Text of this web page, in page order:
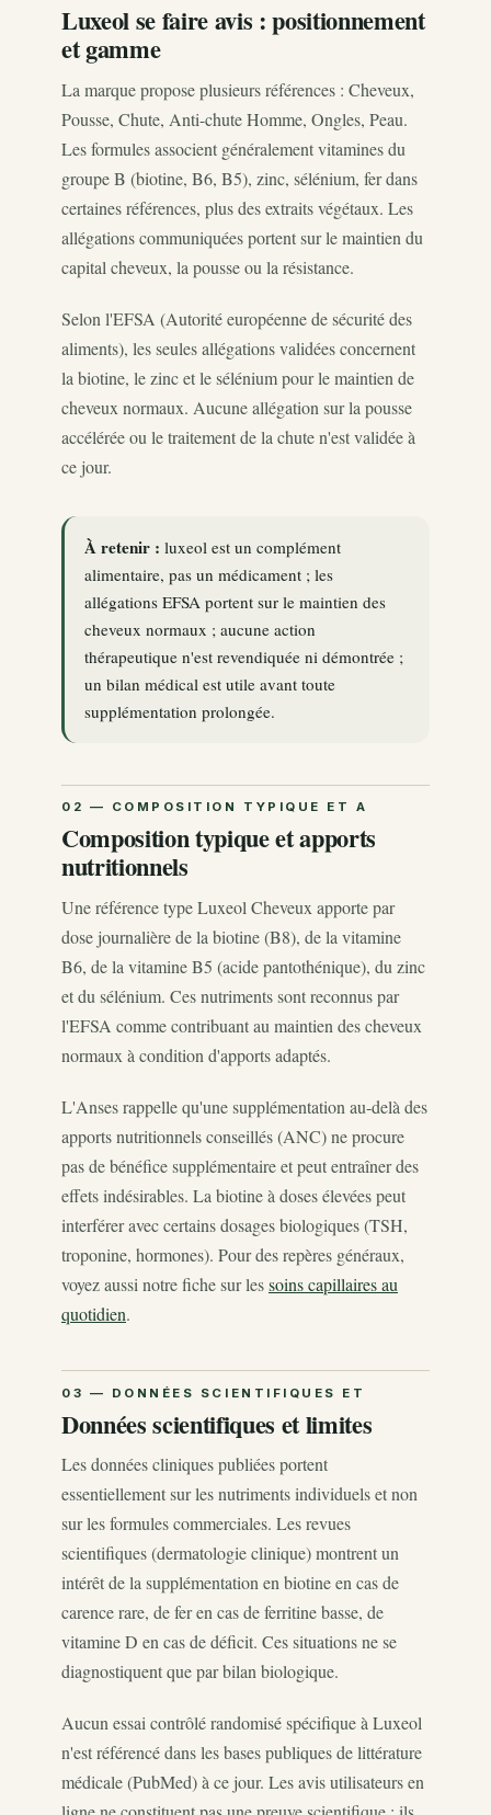
Luxeol se faire avis : positionnement
et gamme
La marque propose plusieurs références : Cheveux,
Pousse, Chute, Anti-chute Homme, Ongles, Peau.
Les formules associent généralement vitamines du
groupe B (biotine, B6, B5), zinc, sélénium, fer dans
certaines références, plus des extraits végétaux. Les
allégations communiquées portent sur le maintien du
capital cheveux, la pousse ou la résistance.
Selon l'EFSA (Autorité européenne de sécurité des
aliments), les seules allégations validées concernent
la biotine, le zinc et le sélénium pour le maintien de
cheveux normaux. Aucune allégation sur la pousse
accélérée ou le traitement de la chute n'est validée à
ce jour.
À retenir : luxeol est un complément
alimentaire, pas un médicament ; les
allégations EFSA portent sur le maintien des
cheveux normaux ; aucune action
thérapeutique n'est revendiquée ni démontrée ;
un bilan médical est utile avant toute
supplémentation prolongée.
Composition typique et apports
nutritionnels
Une référence type Luxeol Cheveux apporte par
dose journalière de la biotine (B8), de la vitamine
B6, de la vitamine B5 (acide pantothénique), du zinc
et du sélénium. Ces nutriments sont reconnus par
l'EFSA comme contribuant au maintien des cheveux
normaux à condition d'apports adaptés.
L'Anses rappelle qu'une supplémentation au-delà des
apports nutritionnels conseillés (ANC) ne procure
pas de bénéfice supplémentaire et peut entraîner des
effets indésirables. La biotine à doses élevées peut
interférer avec certains dosages biologiques (TSH,
troponine, hormones). Pour des repères généraux,
voyez aussi notre fiche sur lessoins capillaires au
quotidien.
Données scientifiques et limites
Les données cliniques publiées portent
essentiellement sur les nutriments individuels et non
sur les formules commerciales. Les revues
scientifiques (dermatologie clinique) montrent un
intérêt de la supplémentation en biotine en cas de
carence rare, de fer en cas de ferritine basse, de
vitamine D en cas de déficit. Ces situations ne se
diagnostiquent que par bilan biologique.
Aucun essai contrôlé randomisé spécifique à Luxeol
n'est référencé dans les bases publiques de littérature
médicale (PubMed) à ce jour. Les avis utilisateurs en